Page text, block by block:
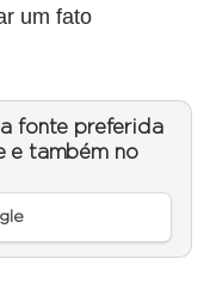
um fato
fonte preferida
e também no